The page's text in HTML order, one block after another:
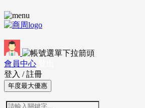
會員中心
登入 / 註冊
年度最大優惠